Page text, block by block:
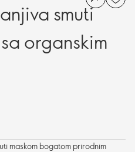
smuti
organskim
maskom bogatom prirodnim